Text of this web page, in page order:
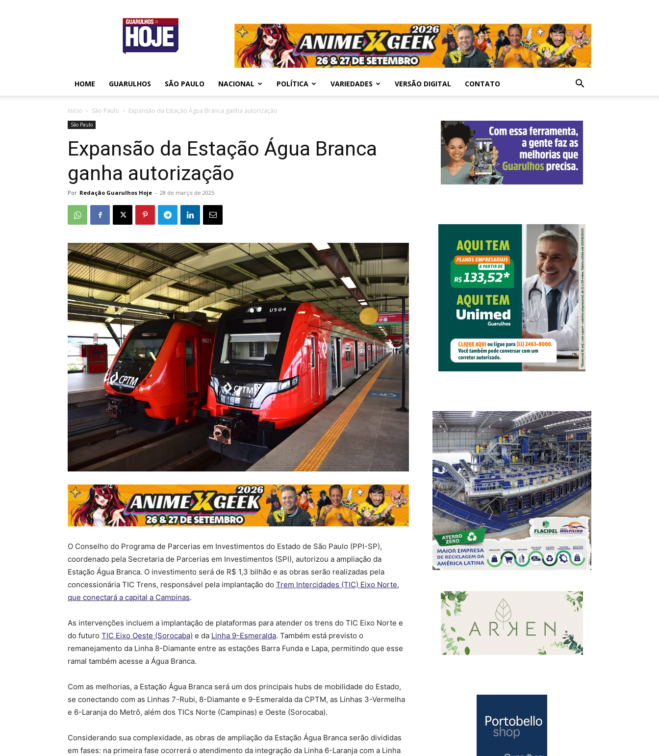
Guarulhos
Hoje
HOME GUARULHOS SÃO PAULO NACIONAL POLÍTICA VARIEDADES VERSÃO DIGITAL CONTATO
Início São Paulo Expansão da Estação Água Branca ganha autorização
São Paulo
Expansão da Estação Água Branca
ganha autorização
Por Redação Guarulhos Hoje - 28 de março de 2025
O Conselho do Programa de Parcerias em Investimentos do Estado de São Paulo (PPI-SP),
coordenado pela Secretaria de Parcerias em Investimentos (SPI), autorizou a ampliação da
Estação Água Branca. O investimento será de R$ 1,3 bilhão e as obras serão realizadas pela
concessionária TIC Trens, responsável pela implantação do Trem Intercidades (TIC) Eixo Norte,
que conectará a capital a Campinas.
As intervenções incluem a implantação de plataformas para atender os trens do TIC Eixo Norte e
do futuro TIC Eixo Oeste (Sorocaba) e da Linha 9-Esmeralda. Também está previsto o
remanejamento da Linha 8-Diamante entre as estações Barra Funda e Lapa, permitindo que esse
ramal também acesse a Água Branca.
Com as melhorias, a Estação Água Branca será um dos principais hubs de mobilidade do Estado,
se conectando com as Linhas 7-Rubi, 8-Diamante e 9-Esmeralda da CPTM, as Linhas 3-Vermelha
e 6-Laranja do Metrô, além dos TICs Norte (Campinas) e Oeste (Sorocaba).
Considerando sua complexidade, as obras de ampliação da Estação Água Branca serão divididas
em fases: na primeira fase ocorrerá o atendimento da integração da Linha 6-Laranja com a Linha